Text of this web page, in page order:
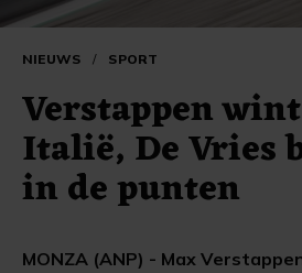
NIEUWS / SPORT
Verstappen
Italië, De Vries
in de punten
MONZA (ANP) - Max